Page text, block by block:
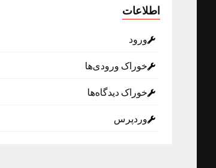
اطلاعات
ورود
خوراک ورودی‌ها
خوراک دیدگاه‌ها
وردپرس